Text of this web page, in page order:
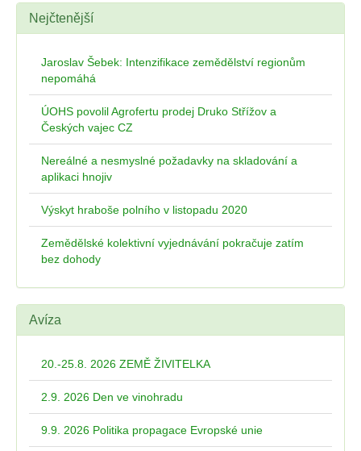
Nejčtenější
Jaroslav Šebek: Intenzifikace zemědělství regionům
nepomáhá
ÚOHS povolil Agrofertu prodej Druko Střížov a
Českých vajec CZ
Nereálné a nesmyslné požadavky na skladování a
aplikaci hnojiv
Výskyt hraboše polního v listopadu 2020
Zemědělské kolektivní vyjednávání pokračuje zatím
bez dohody
Avíza
20.-25.8. 2026 ZEMĚ ŽIVITELKA
2.9. 2026 Den ve vinohradu
9.9. 2026 Politika propagace Evropské unie